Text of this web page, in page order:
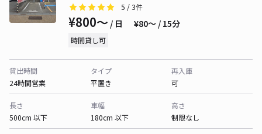
5 / 3件
¥800〜 / 日 ¥80〜 / 15分
時間貸し可
貸出時間
24時間営業
タイプ
平置き
再入庫
可
長さ
500cm 以下
車幅
180cm 以下
高さ
制限なし